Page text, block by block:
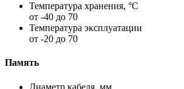
Температура хранения, °C
от -40 до 70
Температура эксплуатации
от -20 до 70
Память
Диаметр кабеля, мм